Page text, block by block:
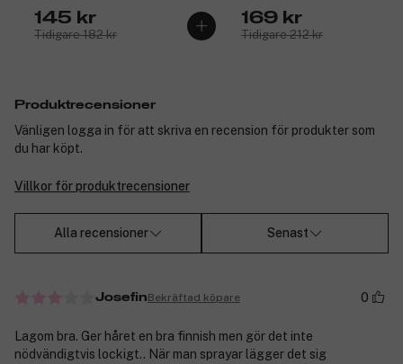
145 kr
Tidigare 182 kr
169 kr
Tidigare 212 kr
Produktrecensioner
Vänligen logga in för att skriva en recension för produkter som
du har köpt.
Villkor för produktrecensioner
Alla recensioner Senast
JosefinBekräftad köpare 0
Lagom bra. Ger håret en bra finnish men gör det inte
nödvändigtvis lockigt.. När man sprayar lägger det sig